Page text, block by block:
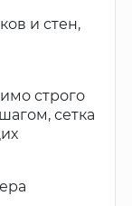
и стен,
строго
сетка